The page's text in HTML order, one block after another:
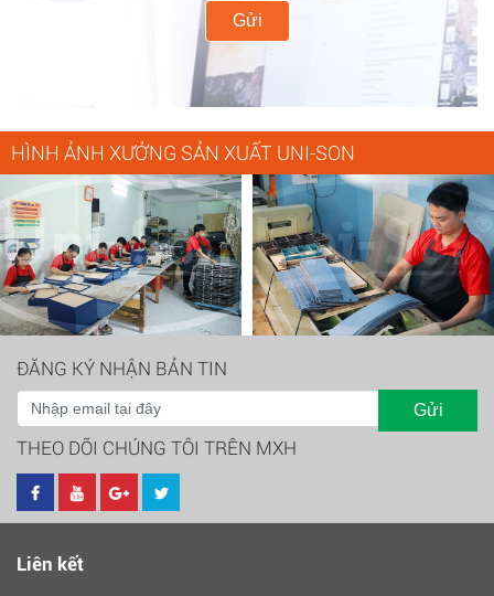
Gửi
HÌNH ẢNH XƯỞNG SẢN XUẤT UNI-SON
ĐĂNG KÝ NHẬN BẢN TIN
Gửi
THEO DÕI CHÚNG TÔI TRÊN MXH
Liên kết